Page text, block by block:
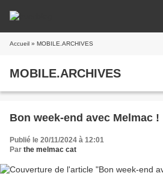
Accueil » MOBILE.ARCHIVES
MOBILE.ARCHIVES
Bon week-end avec Melmac !
Publié le 20/11/2024 à 12:01
Par the melmac cat